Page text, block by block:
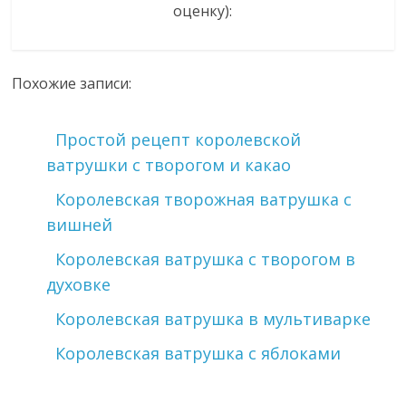
оценку):
Похожие записи:
Простой рецепт королевской
ватрушки с творогом и какао
Королевская творожная ватрушка с
вишней
Королевская ватрушка с творогом в
духовке
Королевская ватрушка в мультиварке
Королевская ватрушка с яблоками